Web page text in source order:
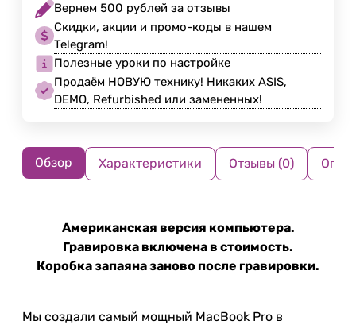
Вернем 500 рублей за отзывы
Скидки, акции и промо-коды в нашем
Telegram!
Полезные уроки по настройке
Продаём НОВУЮ технику! Никаких ASIS,
DEMO, Refurbished или замененных!
Обзор Характеристики Отзывы (0)
Американская версия компьютера.
Гравировка включена в стоимость.
Коробка запаяна заново после гравировки.
Мы создали самый мощный MacBook Pro в